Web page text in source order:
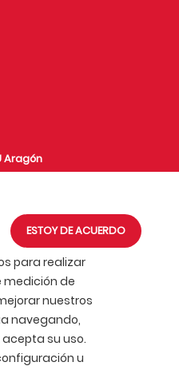
ESTOY DE ACUERDO
para realizar
medición de
nuestros
navegando,
su uso.
u
Aragón
UJCE en Aragón